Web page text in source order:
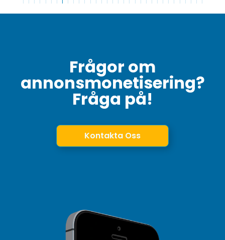
Frågor om
annonsmonetisering?
Fråga på!
Kontakta Oss